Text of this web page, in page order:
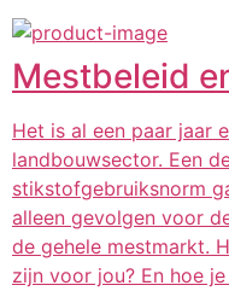
Mestbeleid
Het is al een paar jaar
landbouwsector. Een
stikstofgebruiksnorm
alleen gevolgen voor
de gehele mestmarkt.
zijn voor jou? En hoe